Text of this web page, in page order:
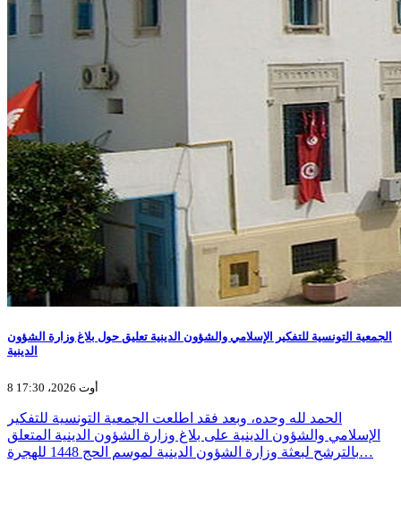
الجمعية التونسية للتفكير الإسلامي والشؤون الدينية تعليق حول بلاغ وزارة الشؤون
الدينية
8 أوت 2026، 17:30
الحمد لله وحده، وبعد فقد اطلعت الجمعية التونسية للتفكير
الإسلامي والشؤون الدينية على بلاغ وزارة الشؤون الدينية المتعلق
بالترشح لبعثة وزارة الشؤون الدينية لموسم الحج 1448 للهجرة…